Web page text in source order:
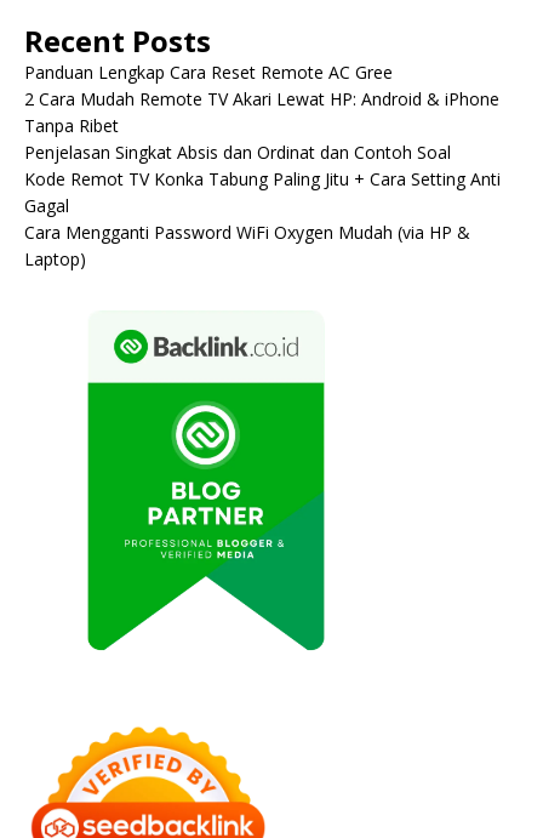
Recent Posts
Panduan Lengkap Cara Reset Remote AC Gree
2 Cara Mudah Remote TV Akari Lewat HP: Android & iPhone
Tanpa Ribet
Penjelasan Singkat Absis dan Ordinat dan Contoh Soal
Kode Remot TV Konka Tabung Paling Jitu + Cara Setting Anti
Gagal
Cara Mengganti Password WiFi Oxygen Mudah (via HP &
Laptop)